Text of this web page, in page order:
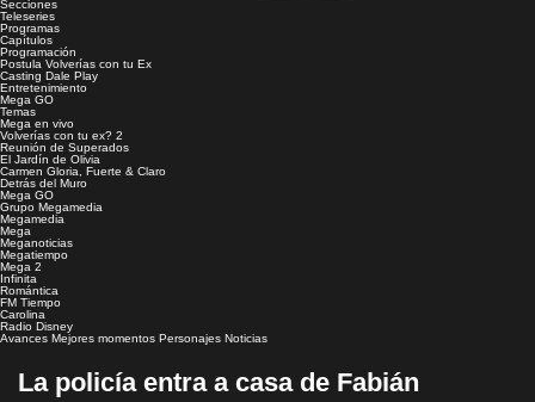
Secciones
Teleseries
Programas
Capítulos
Programación
Postula Volverías con tu Ex
Casting Dale Play
Entretenimiento
Mega GO
Temas
Mega en vivo
Volverías con tu ex? 2
Reunión de Superados
El Jardín de Olivia
Carmen Gloria, Fuerte & Claro
Detrás del Muro
Mega GO
Grupo Megamedia
Megamedia
Mega
Meganoticias
Megatiempo
Mega 2
Infinita
Romántica
FM Tiempo
Carolina
Radio Disney
Avances Mejores momentos Personajes Noticias
La policía entra a casa de Fabián